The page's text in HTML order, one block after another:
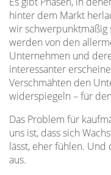
hinter dem Markt
wir schwerpunktmäßig
werden von den
Unternehmen und
interessanter
Verschmähten den
widerspiegeln – für
Das Problem für
uns ist, dass sich
lässt, eher fühlen.
aus.